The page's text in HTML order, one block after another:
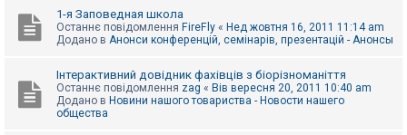
1-я Заповедная школа
Останнє повідомлення FireFly « Нед жовтня 16, 2011 11:14 am
Додано в Анонси конференцій, семінарів, презентацій - Анонсы
Інтерактивний довідник фахівців з біорізноманіття
Останнє повідомлення zag « Вів вересня 20, 2011 10:40 am
Додано в Новини нашого товариства - Новости нашего
общества